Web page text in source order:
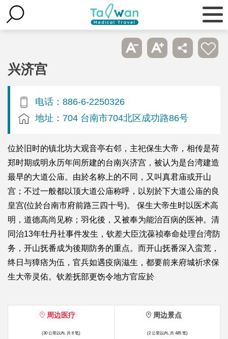
兴济宫
电话：886-6-2250326
地址：704 台南市704北区成功路86号
位於旧时的镇北坊大观音亭右邻，主祀保生大帝，相传是荷
郑时期或明永历年间所建的台南兴济宫，被认为是台湾建造
最早的大道公庙。由於名称上的不同，又叫真君庙或开山
宫；不过一般都以顶大道公庙称呼，以别於下大道公庙的良
皇宫(位於台南市府前路三四十号)。 保生大帝生时以医术高
明，道德高尚见称；羽化後，又被奉为能治百病的医神。清
同治13年牡丹社事件发生，钦差大臣沈葆祯奉命处理台湾防
务，开山抚番成为後期防务的重点。而开山抚番深入蛮荒，
终日与獐痞为伍，官兵如遇疫病滋生，都要前来府城祈求保
生大帝灵佑。钦差抚部更饬令地方官应於
周边医疗
(30 公里以内, 共 6 笔)
周边景点
(2 公里以内, 共 485 笔)